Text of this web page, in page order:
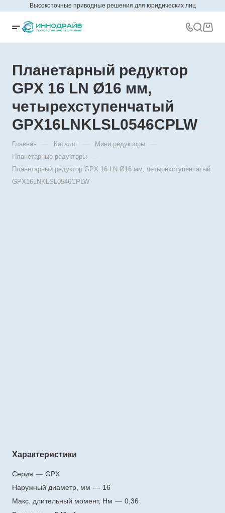
Высокоточные приводные решения для юридических лиц
Планетарный редуктор
GPX 16 LN Ø16 мм,
четырехступенчатый
GPX16LNKLSL0546CPLW
Главная Каталог Мини редукторы
Планетарные редукторы
Планетарный редуктор GPX 16 LN Ø16 мм, четырехступенчатый
GPX16LNKLSL0546CPLW
Характеристики
Серия — GPX
Наружный диаметр, мм — 16
Макс. длительный момент, Нм — 0,36